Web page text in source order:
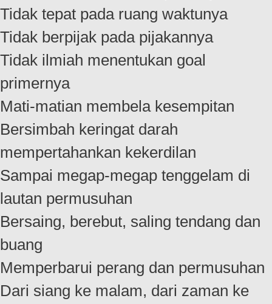
Tidak tepat pada ruang waktunya
Tidak berpijak pada pijakannya
Tidak ilmiah menentukan goal
primernya
Mati-matian membela kesempitan
Bersimbah keringat darah
mempertahankan kekerdilan
Sampai megap-megap tenggelam di
lautan permusuhan
Bersaing, berebut, saling tendang dan
buang
Memperbarui perang dan permusuhan
Dari siang ke malam, dari zaman ke